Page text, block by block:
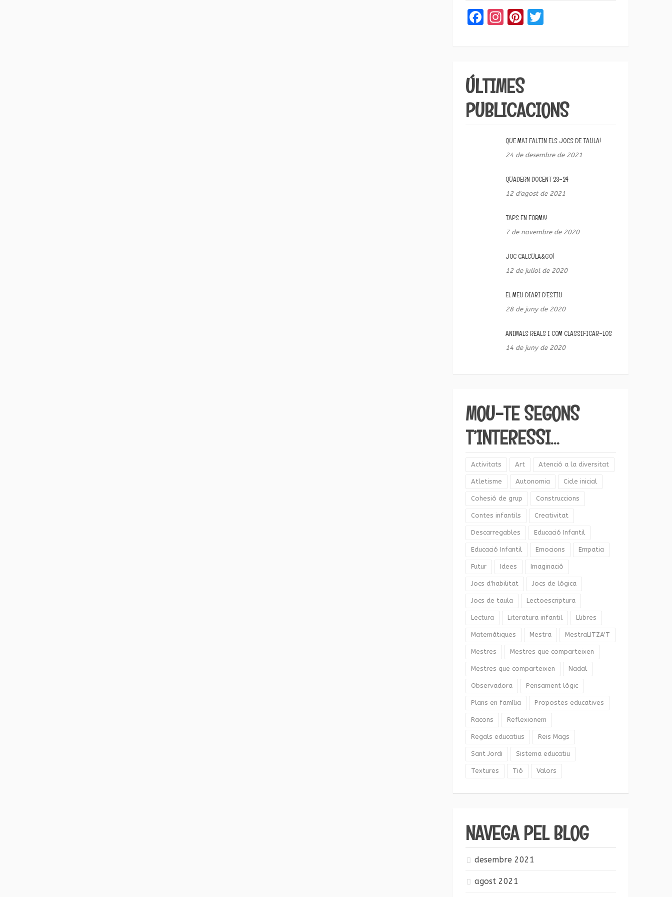
Facebook
Instagram
Pinterest
ÚLTIMES
PUBLICACIONS
QUE MAI FALTIN ELS JOCS DE TAULA!
24 de desembre de 2021
QUADERN DOCENT 23-24
12 d'agost de 2021
TAPS EN FORMA!
7 de novembre de 2020
JOC CALCULA&GO!
12 de juliol de 2020
EL MEU DIARI D’ESTIU
28 de juny de 2020
ANIMALS REALS I COM CLASSIFICAR-LOS
14 de juny de 2020
MOU-TE SEGONS
T’INTERESSI…
Activitats Art Atenció a la diversitat
Atletisme Autonomia Cicle inicial
Cohesió de grup Construccions
Contes infantils Creativitat
Descarregables Educació Infantil
Educació Infantil Emocions Empatia
Futur Idees Imaginació
Jocs d'habilitat Jocs de lògica
Jocs de taula Lectoescriptura
Lectura Literatura infantil Llibres
Matemàtiques Mestra MestraLITZA'T
Mestres Mestres que comparteixen
Mestres que comparteixen Nadal
Observadora Pensament lògic
Plans en família Propostes educatives
Racons Reflexionem
Regals educatius Reis Mags
Sant Jordi Sistema educatiu
Textures Tió Valors
NAVEGA PEL BLOG
desembre 2021
agost 2021